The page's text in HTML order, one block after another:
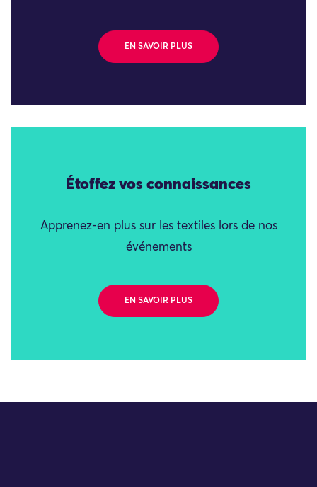
EN SAVOIR PLUS
Étoffez vos connaissances
Apprenez-en plus sur les textiles lors de nos
événements
EN SAVOIR PLUS